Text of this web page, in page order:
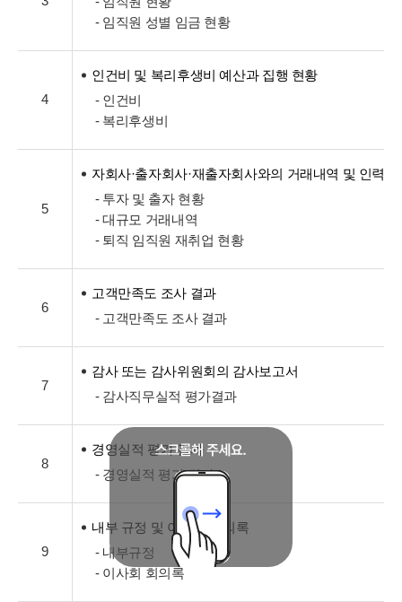
- 임직원 성별 임금 현황
4
인건비 및 복리후생비 예산과 집행 현황
- 인건비
- 복리후생비
5
자회사·출자회사·재출자회사와의 거래내역 및 인력
- 투자 및 출자 현황
- 대규모 거래내역
- 퇴직 임직원 재취업 현황
6
고객만족도 조사 결과
- 고객만족도 조사 결과
7
감사 또는 감사위원회의 감사보고서
- 감사직무실적 평가결과
8
경영실적 평가 결과
- 경영실적 평가 결과
9
내부 규정 및 이사회 회의록
- 내부규정
- 이사회 회의록